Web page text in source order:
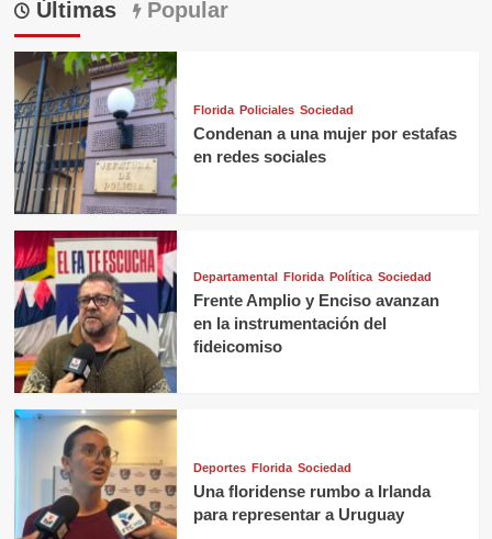
Últimas Popular
Florida Policiales Sociedad
Condenan a una mujer por estafas
en redes sociales
Departamental Florida Política Sociedad
Frente Amplio y Enciso avanzan
en la instrumentación del
fideicomiso
Deportes Florida Sociedad
Una floridense rumbo a Irlanda
para representar a Uruguay